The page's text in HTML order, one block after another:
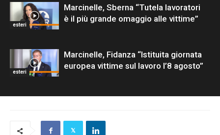
esteri
Marcinelle, Sberna “Tutela lavoratori
è il più grande omaggio alle vittime”
esteri
Marcinelle, Fidanza “Istituita giornata
europea vittime sul lavoro l’8 agosto”